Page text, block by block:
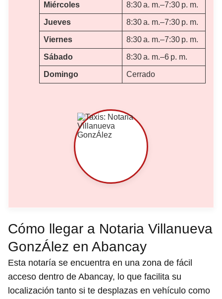
Miércoles 8:30 a. m.–7:30 p. m.
Jueves 8:30 a. m.–7:30 p. m.
Viernes 8:30 a. m.–7:30 p. m.
Sábado 8:30 a. m.–6 p. m.
Domingo Cerrado
Cómo llegar a Notaria Villanueva
GonzÁlez en Abancay
Esta notaría se encuentra en una zona de fácil
acceso dentro de Abancay, lo que facilita su
localización tanto si te desplazas en vehículo como